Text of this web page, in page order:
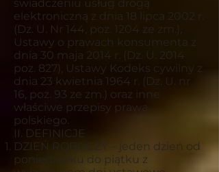
świadczeniu usług drogą
elektroniczną z dnia 18 lipca 2002 r.
(Dz. U. Nr 144, poz. 1204 ze zm.),
Ustawy o prawach konsumenta z
dnia 30 maja 2014 r. (Dz. U. 2014
poz. 827), Ustawy Kodeks cywilny z
dnia 23 kwietnia 1964 r. (Dz. U. nr
16, poz. 93 ze zm.) oraz inne
właściwe przepisy prawa
polskiego.
II. DEFINICJE
DZIEŃ ROBOCZY – jeden dzień od
poniedziałku do piątku z